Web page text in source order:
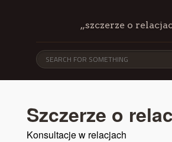
„szczerze o
Szczerze o
Konsultacje w relacjach